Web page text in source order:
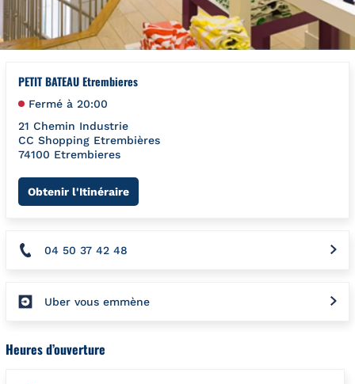
PETIT BATEAU Etrembieres
Fermé à 20:00
21 Chemin Industrie
CC Shopping Etrembières
74100 Etrembieres
Obtenir l'ItinéraireLink Opens in New Tab
04 50 37 42 48
Uber vous emmène
Heures d’ouverture